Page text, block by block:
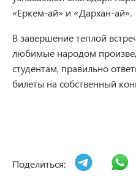
«Еркем-ай» и «Дархан-ай».
В завершение теплой
любимые народом
студентам, правильно
билеты на собственный
Поделиться: